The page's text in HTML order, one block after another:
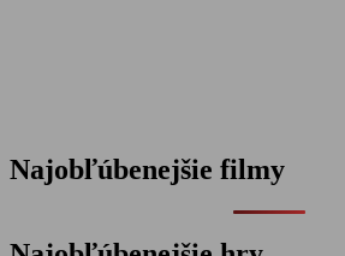
Najobľúbenejšie filmy